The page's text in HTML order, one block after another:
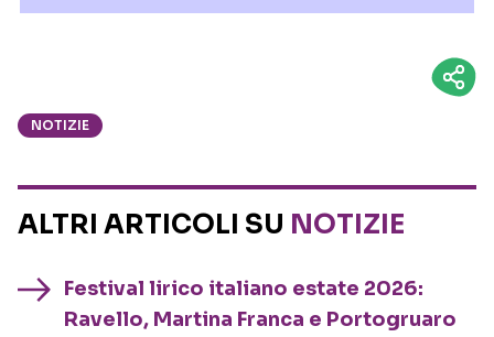
NOTIZIE
ALTRI ARTICOLI SU NOTIZIE
Festival lirico italiano estate 2026:
Ravello, Martina Franca e Portogruaro